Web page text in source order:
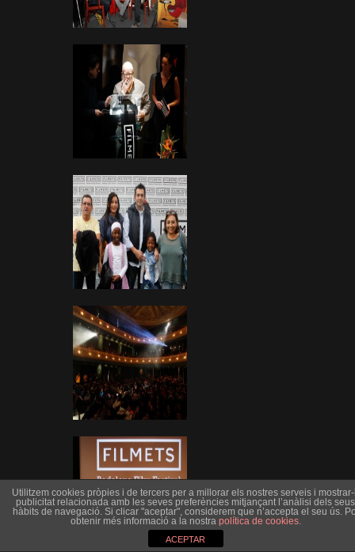
Utilitzem cookies pròpies i de tercers per a millorar els nostres serveis i
publicitat relacionada amb les seves preferències mitjançant l’anàlisi dels seus
hàbits de navegació. Si clicar "aceptar", considerem que n’accepta el seu ús.
obtenir més informació a la nostra política de cookies.
ACEPTAR